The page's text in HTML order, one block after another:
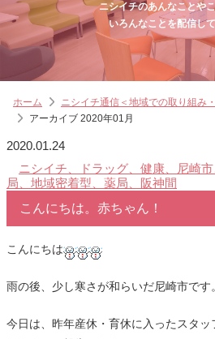
ニシイチのあんなことやこ
いろんなことを配信して
ホーム
ニシイチ通信＜地域での取り組み
アーカイブ 2020年01月
2020.01.24
ニシイチ、ドラッグ、健康、尼崎
局、地域密着型、薬局、阪神間
こんにちは。赤ちゃん！
こんにちは
雨の後、少し寒さが和らいだ尼崎市です。
今日は、昨年産休・育休に入ったスタ